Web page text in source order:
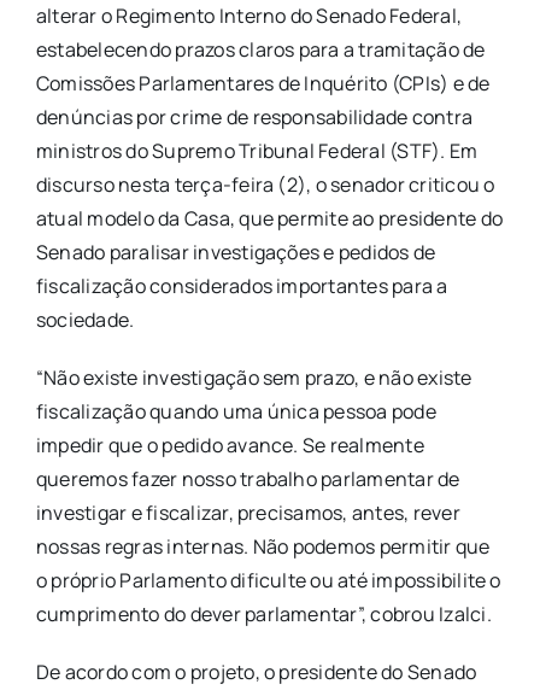
alterar o Regimento Interno do Senado Federal,
estabelecendo prazos claros para a tramitação de
Comissões Parlamentares de Inquérito (CPIs) e de
denúncias por crime de responsabilidade contra
ministros do Supremo Tribunal Federal (STF). Em
discurso nesta terça-feira (2), o senador criticou o
atual modelo da Casa, que permite ao presidente do
Senado paralisar investigações e pedidos de
fiscalização considerados importantes para a
sociedade.
“Não existe investigação sem prazo, e não existe
fiscalização quando uma única pessoa pode
impedir que o pedido avance. Se realmente
queremos fazer nosso trabalho parlamentar de
investigar e fiscalizar, precisamos, antes, rever
nossas regras internas. Não podemos permitir que
o próprio Parlamento dificulte ou até impossibilite o
cumprimento do dever parlamentar”, cobrou Izalci.
De acordo com o projeto, o presidente do Senado